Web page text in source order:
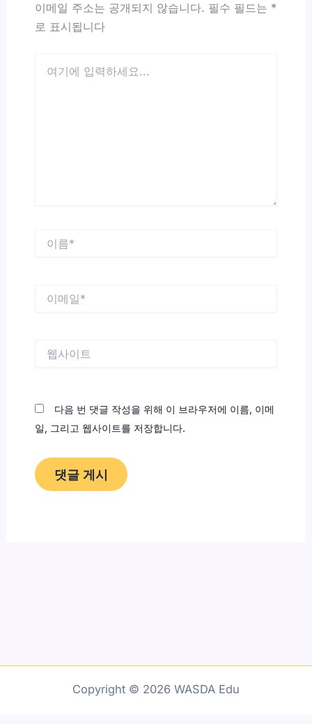
이메일 주소는 공개되지 않습니다. 필수 필드는 *
로 표시됩니다
다음 번 댓글 작성을 위해 이 브라우저에 이름, 이메
일, 그리고 웹사이트를 저장합니다.
Copyright © 2026 WASDA Edu